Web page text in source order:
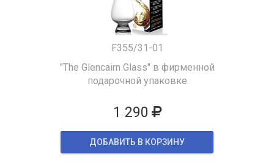
F355/31-01
"The Glencairn Glass" в фирменной
подарочной упаковке
1 290
ДОБАВИТЬ В КОРЗИНУ